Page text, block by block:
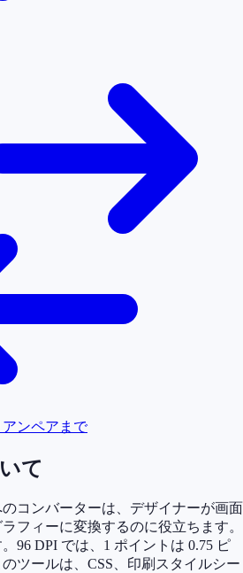
ンペアまで
て
コンバーターは、デザイナーが画面
フィーに変換するのに役立ちます。
96 DPI では、1 ポイントは 0.75 ピ
ツールは、CSS、印刷スタイルシー